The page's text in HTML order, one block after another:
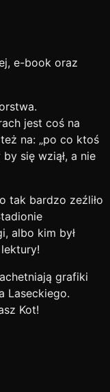
e-book oraz
jest coś na
na: „po co ktoś
się wziął, a nie
tak bardzo zeźliło
albo kim był
grafiki
Laseckiego.
Kot!